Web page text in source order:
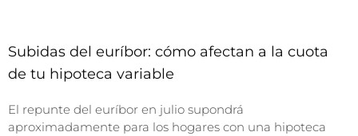
Subidas del euríbor: cómo afectan a la cuota
de tu hipoteca variable
El repunte del euríbor en julio supondrá
aproximadamente para los hogares con una hipoteca